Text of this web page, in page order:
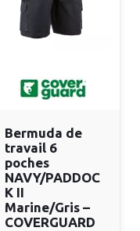
Bermuda de
travail 6
poches
NAVY/PADDOC
K II
Marine/Gris –
COVERGUARD